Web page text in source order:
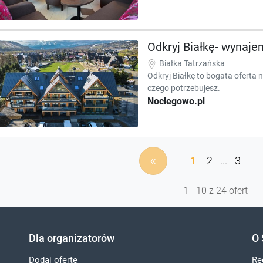
Odkryj Białkę-
Białka Tatrzańska
Odkryj Białkę to bogata oferta
czego potrzebujesz.
Noclegowo.pl
« 1 2 ... 3
1 - 10 z 24 ofert
Dla organizatorów
Dodaj ofertę
O